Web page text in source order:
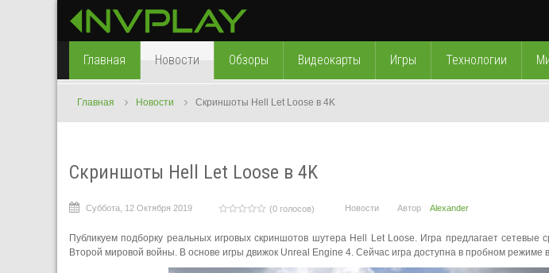
Главная Новости Обзоры Видеокарты Игры Технологии
Главная Новости Скриншоты Hell Let Loose в 4K
Скриншоты Hell Let Loose в 4K
Суббота, 12 Октября 2019 (0 голосов) Новости Автор Alexander
Публикуем подборку реальных игровых скриншотов шутера Hell Let Loose. Игра предлагает сетевые
Второй мировой войны. В основе игры движок Unreal Engine 4. Сейчас игра доступна в пробном режиме